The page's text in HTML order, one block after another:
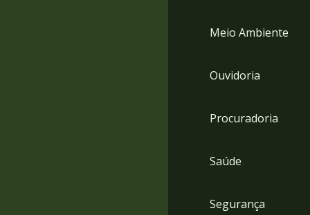
Meio Ambiente
Ouvidoria
Procuradoria
Saúde
Segurança